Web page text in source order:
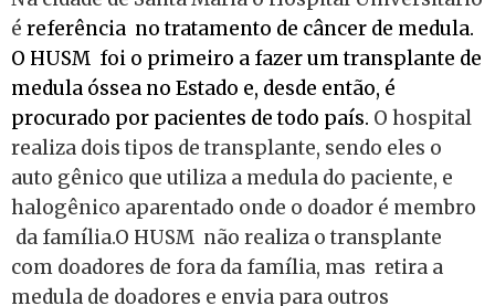
é referência no tratamento de câncer de medula.
O HUSM foi o primeiro a fazer um transplante de
medula óssea no Estado e, desde então, é
procurado por pacientes de todo país. O hospital
realiza dois tipos de transplante, sendo eles o
auto gênico que utiliza a medula do paciente, e
halogênico aparentado onde o doador é membro
da família.O HUSM não realiza o transplante
com doadores de fora da família, mas retira a
medula de doadores e envia para outros